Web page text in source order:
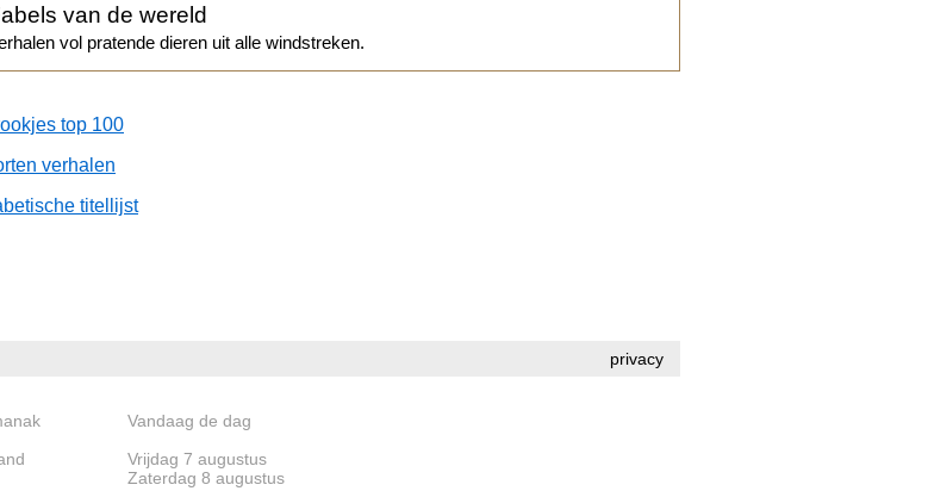
van de wereld
vol pratende dieren uit alle windstreken.
top 100
verhalen
titellijst
privacy
Vandaag de dag
Vrijdag 7 augustus
Zaterdag 8 augustus